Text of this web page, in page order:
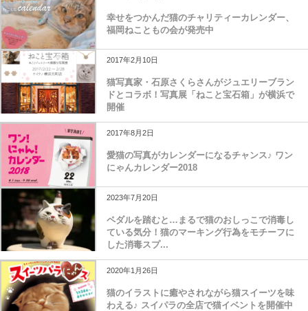
幸せをつかんだ猫のチャリティーカレンダー、
福岡ねこともの会が発売中
2017年2月10日
猫写真家・石原さくらさんがジュエリーブラン
ドとコラボ！写真展「ねこと宝石箱」が横浜で
開催
2017年8月2日
愛猫の写真がカレンダーになるチャンス♪ ワン
にゃんカレンダー2018
2023年7月20日
ペダルを踏むと…まるで猫のおしっこで消毒し
ている気分！猫のマーキング行為をモチーフに
した消毒スプ...
2020年1月26日
猫のイラストに癒やされながら猫スイーツを味
わえる♪ スイパラの全店で猫イベントを開催中